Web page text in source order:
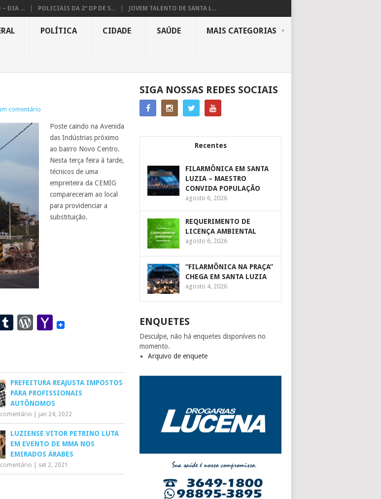
– DIA ... POLICIAIS DA 2ª DP DE S... JOVEM TALENTO DE SANTA L...
POLÍTICA CIDADE SAÚDE MAIS CATEGORIAS
comentário
Poste caindo na Avenida
das Indústrias próximo
ao bairro Novo Centro.
Nesta terça feira à tarde,
técnicos de uma
empreiteira da CEMIG
compareceram ao local
para providenciar a
substituição.
Tumblr
WordPress
Yahoo
PREFEITURA REAJUSTA IMPOSTOS
PARA PROFISSIONAIS
AUTÔNOMOS
jan 24, 2022
LUZIENSE VITOR PETRINO LUTA
EM EVENTO DE MMA NOS
EMIRADOS ÁRABES
set 2, 2021
SIGA NOSSAS REDES SOCIAIS
Recentes
FILARMÔNICA EM SANTA
LUZIA – MAESTRO
CONVIDA POPULAÇÃO
agosto 6, 2026
REQUERIMENTO DE
LICENÇA AMBIENTAL
agosto 6, 2026
“FILARMÔNICA NA PRAÇA”
CHEGA EM SANTA LUZIA
agosto 4, 2026
ENQUETES
Desculpe, não há enquetes disponíveis no
momento.
Arquivo de enquete